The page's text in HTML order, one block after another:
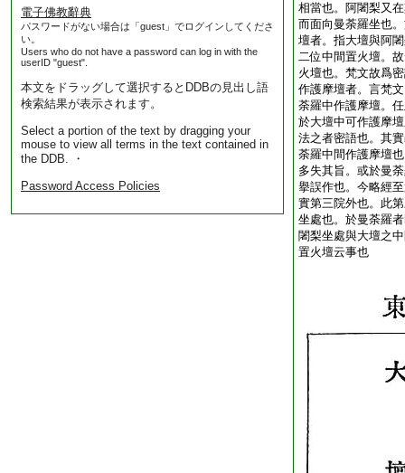
電子佛教辭典
パスワードがない場合は「guest」でログインしてくださ
い。
Users who do not have a password can log in with the
userID "guest".
本文をドラッグして選択するとDDBの見出し語
検索結果が表示されます。
Select a portion of the text by dragging your
mouse to view all terms in the text contained in
the DDB. ・
Password Access Policies
相當也。阿闍梨又
而面向曼荼羅坐也
壇者。指大壇與阿
二位中間置火壇。
火壇也。梵文故爲
作護摩壇者。言梵
荼羅中作護摩壇。
於大壇中可作護摩
法之者密語也。其
荼羅中間作護摩壇
多失其旨。或於曼
擧誤作也。今略經
實第三院外也。此
坐處也。於曼荼羅
闍梨坐處與大壇之
置火壇云事也